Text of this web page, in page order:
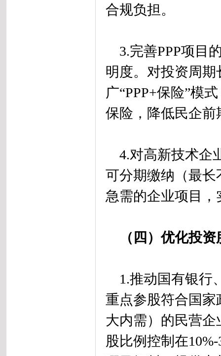
合规负担。
3.完善PPP项目
明度。对投资周
广“PPP+保险”模
保险，降低民企前
4.对高新技术企
可分期缴纳（最
急需的企业项目
（四）优化投
1.推动国有银行
重点参股符合国
大内需）的民营企
股比例控制在